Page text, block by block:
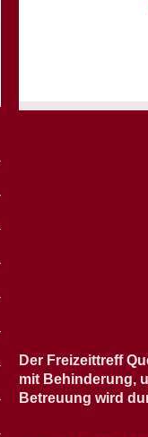
Der Freizeittreff
mit Behinderung,
Betreuung wird